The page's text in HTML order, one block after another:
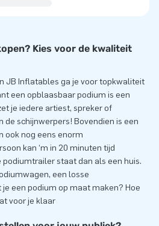
Kies voor de kwaliteit
JB Inflatables ga je voor topkwaliteit
een opblaasbaar podium is een
je iedere artiest, spreker of
de schijnwerpers! Bovendien is een
ook nog eens enorm
kan ‘m in 20 minuten tijd
staat dan als een huis.
een losse
een podium op maat maken? Hoe
voor je klaar